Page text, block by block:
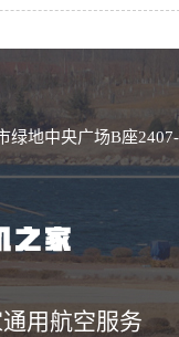
绿地中央广场B座2407-
用航空服务